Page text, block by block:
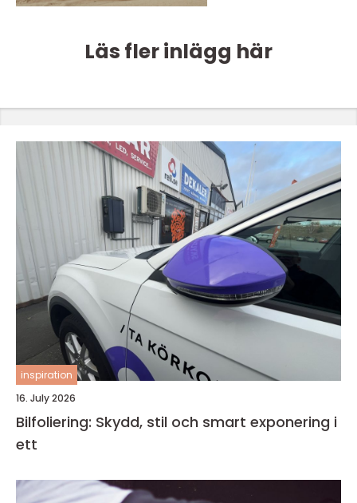
Läs fler inlägg här
inspiration
16. July 2026
Bilfoliering: Skydd, stil och smart exponering i
ett